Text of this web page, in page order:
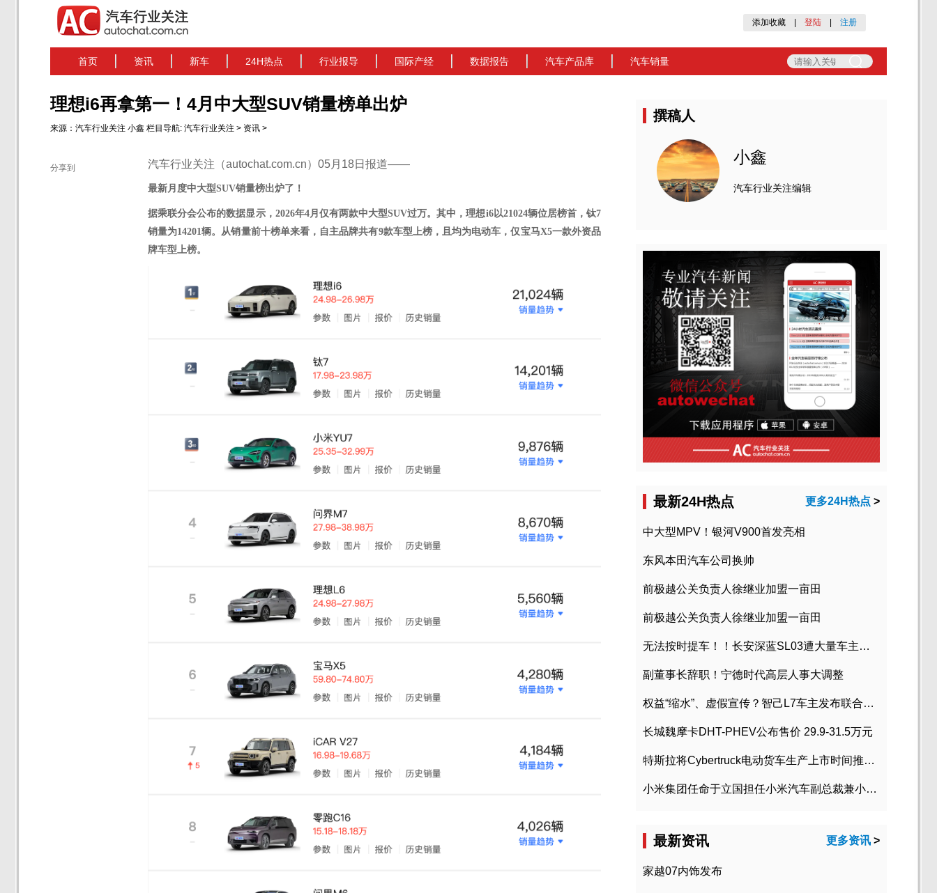
添加收藏 登陆 注册
首页 资讯 新车 24H热点 行业报导 国际产经 数据报告 汽车产品库 汽车销量
理想i6再拿第一！4月中大型SUV销量榜单出炉
来源： 汽车行业关注 小鑫 栏目导航: 汽车行业关注 > 资讯 >
分享到 汽车行业关注（autochat.com.cn）05月18日报道——
最新月度中大型SUV销量榜出炉了！
据乘联分会公布的数据显示， 2026年4月 仅有两款中大型SUV过万。其中，理想i6以21024辆位居榜首， 钛7
销量为14201辆。从销量前十榜单来看，自主品牌共有9款车型上榜，且均为电动车，仅宝马X5一款外资品
牌车型上榜。
撰稿人
小鑫
汽车行业关注编辑
最新24H热点 更多24H热点 >
中大型MPV！银河V900首发亮相
东风本田汽车公司换帅
前极越公关负责人徐继业加盟一亩田
前极越公关负责人徐继业加盟一亩田
无法按时提车！！长安深蓝SL03遭大量车主投诉
副董事长辞职！宁德时代高层人事大调整
权益“缩水”、虚假宣传？智己L7车主发布联合维权声明
长城魏摩卡DHT-PHEV公布售价 29.9-31.5万元
特斯拉将Cybertruck电动货车生产上市时间推迟到2023年初
小米集团任命于立国担任小米汽车副总裁兼小米汽车北京总部政委
最新资讯 更多资讯 >
家越07内饰发布